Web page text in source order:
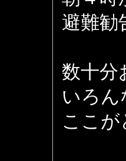
避難勧
数十分
いろん
ここ